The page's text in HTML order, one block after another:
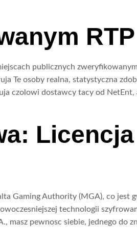
RTP
publicznych
Te osoby realna, statystyczna
czolowi dostawcy tacy od NetEnt,
Licencja
Gaming Authority (MGA), co jest
technologii
masz pewnosc siebie, jednego do